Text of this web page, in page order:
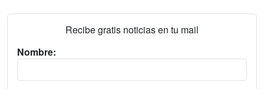
Recibe gratis noticias en tu mail
Nombre: